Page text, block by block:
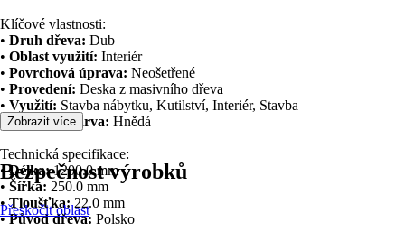
Klíčové vlastnosti:
• Druh dřeva: Dub
• Oblast využití: Interiér
• Povrchová úprava: Neošetřené
• Provedení: Deska z masivního dřeva
• Využití: Stavba nábytku, Kutilství, Interiér, Stavba
•Základní barva: Hnědá
Technická specifikace:
•Délka:1200.0 mm
• Šířka: 250.0 mm
•Tloušťka:22.0 mm
•Původ dřeva: Polsko
Zobrazit více
Bezpečnost výrobků
Přeskočit oblast